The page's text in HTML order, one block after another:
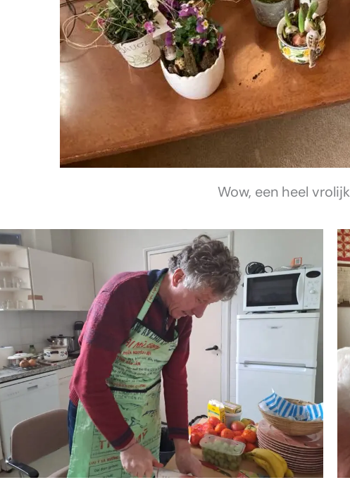
Wow, een heel